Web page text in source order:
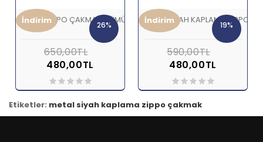
İndirim 26%
METAL ZİPPO ÇAKMAK GÜMÜŞ
650,00TL
480,00TL
İNCELE
İndirim 19%
METAL SİYAH KAPLAMA ZİPPO
590,00TL
480,00TL
İNCELE
Etiketler: metal siyah kaplama zippo çakmak